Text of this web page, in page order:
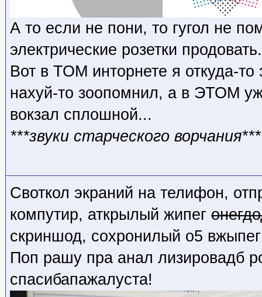
А то если не пони, то гугол не
электрические розетки продовать.
Вот в ТОМ инторнете я откуда-
нахуй-то зоопомнил, а в ЭТОМ
вокзал сплошной...
***звуки старческого ворчания***
Своткол экраний на телифон,
компутир, аткрылый жипег
скриншод, сохронилый о5
Поп рашу пра анал лизировадб
спасибапажалуста!